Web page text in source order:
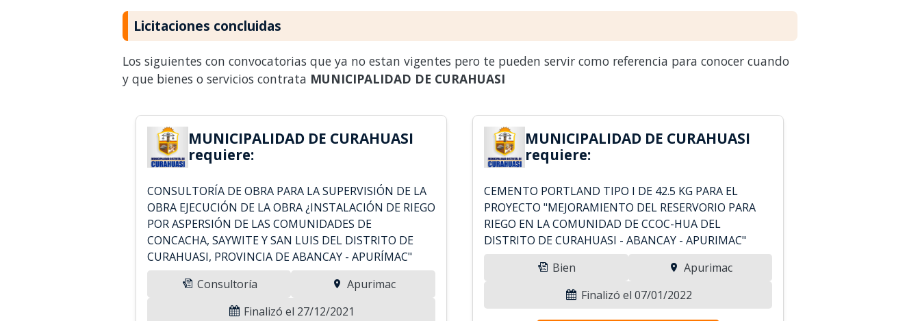
Licitaciones concluidas
Los siguientes con convocatorias que ya no estan vigentes pero te pueden servir como referencia para conocer cuando
y que bienes o servicios contrata MUNICIPALIDAD DE CURAHUASI
MUNICIPALIDAD DE CURAHUASI
requiere:
CONSULTORÍA DE OBRA PARA LA SUPERVISIÓN DE LA
OBRA EJECUCIÓN DE LA OBRA ¿INSTALACIÓN DE RIEGO
POR ASPERSIÓN DE LAS COMUNIDADES DE
CONCACHA, SAYWITE Y SAN LUIS DEL DISTRITO DE
CURAHUASI, PROVINCIA DE ABANCAY - APURÍMAC"
Consultoría
Apurimac
Finalizó el 27/12/2021
MUNICIPALIDAD DE CURAHUASI
requiere:
CEMENTO PORTLAND TIPO I DE 42.5 KG PARA EL
PROYECTO "MEJORAMIENTO DEL RESERVORIO PARA
RIEGO EN LA COMUNIDAD DE CCOC-HUA DEL
DISTRITO DE CURAHUASI - ABANCAY - APURIMAC"
Bien
Apurimac
Finalizó el 07/01/2022